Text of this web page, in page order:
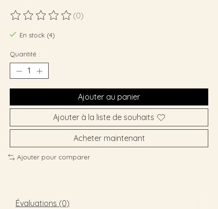
Ce produit est évalué à
(0)
En stock (4)
Quantité :
Ajouter au panier
Ajouter à la liste de souhaits
Acheter maintenant
Ajouter pour comparer
Évaluations (0)